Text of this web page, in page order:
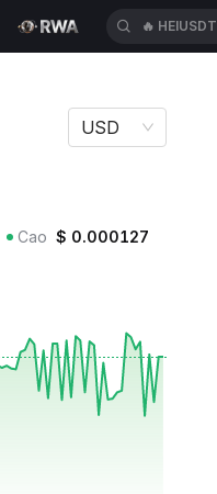
🔥 HEIUSDT
USD
Cao $ 0.000127